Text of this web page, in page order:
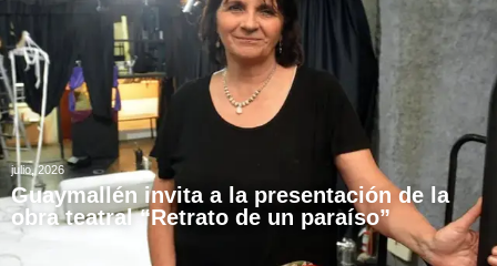
julio, 2026
Guaymallén invita a la presentación de la
obra teatral “Retrato de un paraíso”